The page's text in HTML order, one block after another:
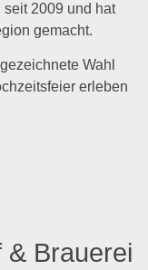
2009 und hat
gemacht.
Wahl
erleben
& Brauerei